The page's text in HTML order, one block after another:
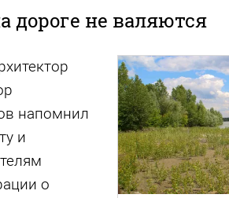
дороге не валяются
напомнил
и
о